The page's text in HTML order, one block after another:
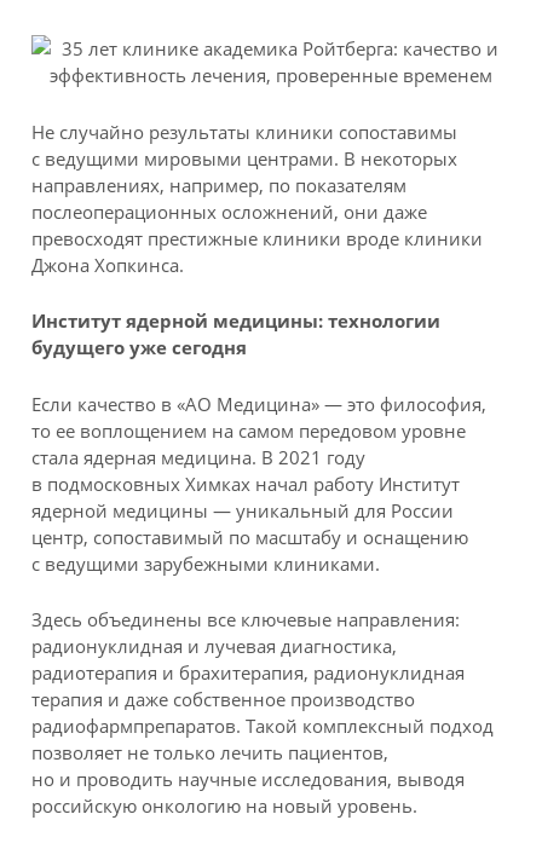
Не случайно результаты клиники сопоставимы
с ведущими мировыми центрами. В некоторых
направлениях, например, по показателям
послеоперационных осложнений, они даже
превосходят престижные клиники вроде клиники
Джона Хопкинса.
Институт ядерной медицины: технологии
будущего уже сегодня
Если качество в «АО Медицина» — это философия,
то ее воплощением на самом передовом уровне
стала ядерная медицина. В 2021 году
в подмосковных Химках начал работу Институт
ядерной медицины — уникальный для России
центр, сопоставимый по масштабу и оснащению
с ведущими зарубежными клиниками.
Здесь объединены все ключевые направления:
радионуклидная и лучевая диагностика,
радиотерапия и брахитерапия, радионуклидная
терапия и даже собственное производство
радиофармпрепаратов. Такой комплексный подход
позволяет не только лечить пациентов,
но и проводить научные исследования, выводя
российскую онкологию на новый уровень.